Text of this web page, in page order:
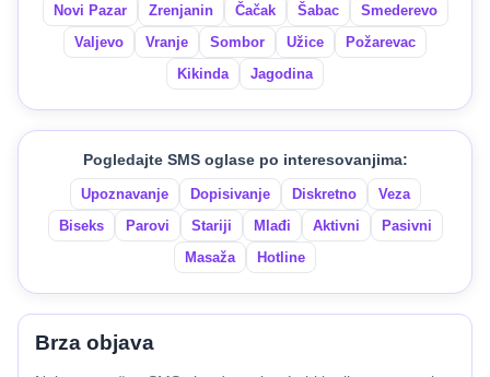
Novi Pazar
Zrenjanin Čačak Šabac
Smederevo
Valjevo
Vranje Sombor Užice
Požarevac
Kikinda
Jagodina
Pogledajte SMS oglase po interesovanjima:
Upoznavanje Dopisivanje Diskretno
Veza
Biseks
Parovi Stariji Mlađi Aktivni
Pasivni
Masaža
Hotline
Brza objava